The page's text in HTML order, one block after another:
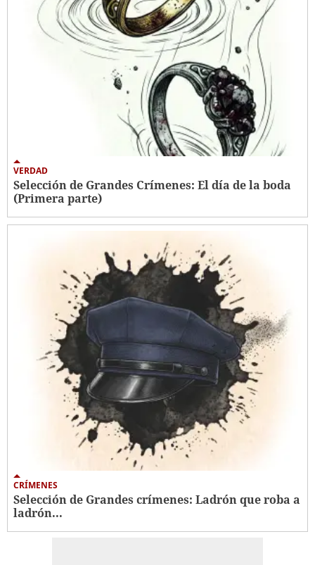
VERDAD
Selección de Grandes Crímenes: El día de la boda
(Primera parte)
CRÍMENES
Selección de Grandes crímenes: Ladrón que roba a
ladrón...